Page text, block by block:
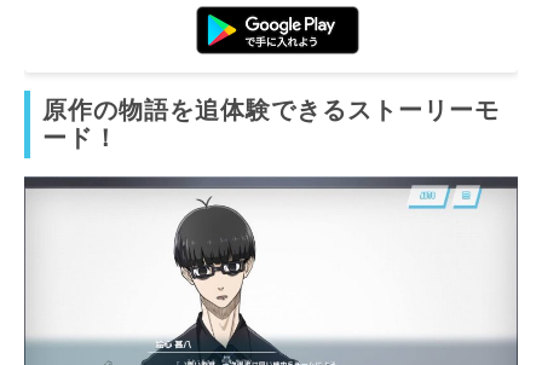
原作の物語を追体験できるストーリーモ
ード！